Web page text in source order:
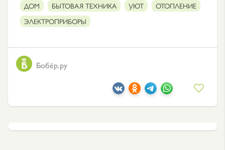
ДОМ БЫТОВАЯ ТЕХНИКА УЮТ
ОТОПЛЕНИЕ
ЭЛЕКТРОПРИБОРЫ
Бобёр.ру